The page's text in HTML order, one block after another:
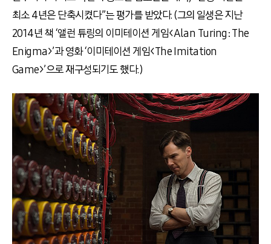
최소 4년은 단축시켰다”는 평가를 받았다. (그의 일생은 지난
2014년 책 ‘앨런 튜링의 이미테이션 게임<Alan Turing: The
Enigma>’과 영화 ‘이미테이션 게임<The Imitation
Game>’으로 재구성되기도 했다.)